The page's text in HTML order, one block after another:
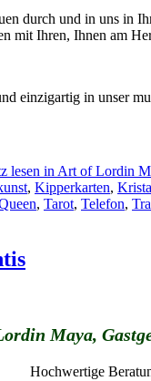
durch und in uns in
mit Ihren, Ihnen am
einzigartig in unser
lesen in Art of Lordin
, Kipperkarten,
, Tarot, Telefon,
Maya,
Hochwertige